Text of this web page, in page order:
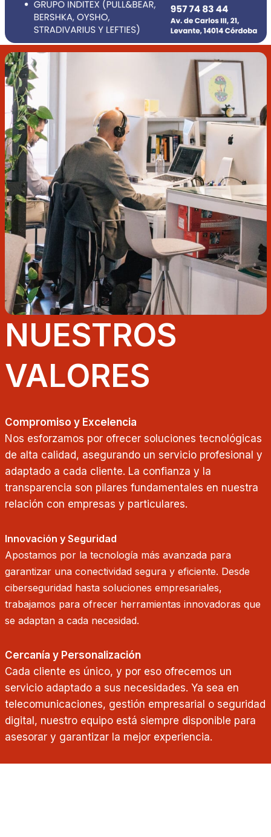
NUESTROS
VALORES
Compromiso y Excelencia
Nos esforzamos por ofrecer soluciones tecnológicas
de alta calidad, asegurando un servicio profesional y
adaptado a cada cliente. La confianza y la
transparencia son pilares fundamentales en nuestra
relación con empresas y particulares.
Innovación y Seguridad
Apostamos por la tecnología más avanzada para
garantizar una conectividad segura y eficiente. Desde
ciberseguridad hasta soluciones empresariales,
trabajamos para ofrecer herramientas innovadoras que
se adaptan a cada necesidad.
Cercanía y Personalización
Cada cliente es único, y por eso ofrecemos un
servicio adaptado a sus necesidades. Ya sea en
telecomunicaciones, gestión empresarial o seguridad
digital, nuestro equipo está siempre disponible para
asesorar y garantizar la mejor experiencia.